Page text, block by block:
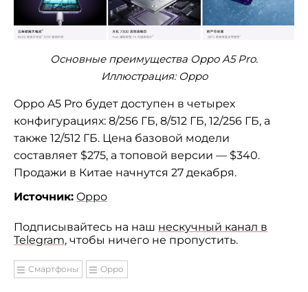
Основные преимущества Oppo A5 Pro.
Иллюстрация: Oppo
Oppo A5 Pro будет доступен в четырех
конфигурациях: 8/256 ГБ, 8/512 ГБ, 12/256 ГБ, а
также 12/512 ГБ. Цена базовой модели
составляет $275, а топовой версии — $340.
Продажи в Китае начнутся 27 декабря.
Источник: Oppo
Подписывайтесь на наш нескучный канал в
Telegram, чтобы ничего не пропустить.
Смартфоны Oppo